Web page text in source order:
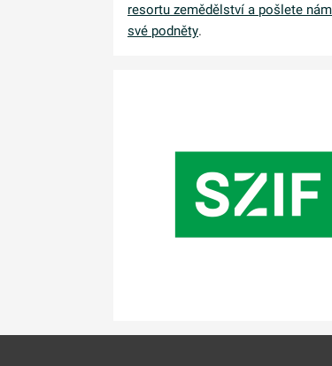
resortu zemědělství a pošlete nám
své podněty.